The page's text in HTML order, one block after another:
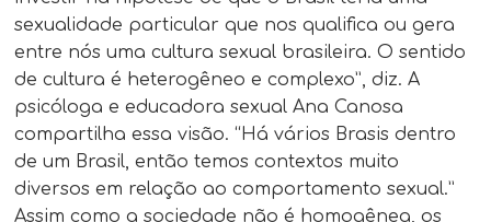
sexualidade particular que nos qualifica ou gera
entre nós uma cultura sexual brasileira. O sentido
de cultura é heterogêneo e complexo”, diz. A
psicóloga e educadora sexual Ana Canosa
compartilha essa visão. “Há vários Brasis dentro
de um Brasil, então temos contextos muito
diversos em relação ao comportamento sexual.”
Assim como a sociedade não é homogênea, os